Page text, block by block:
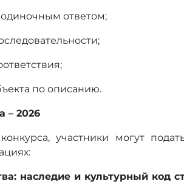
ответом;
по описанию.
– 2026
участники могут
наследие и культурный код